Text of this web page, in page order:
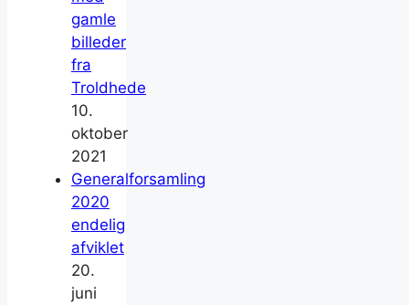
gamle
billeder
fra
Troldhede
10.
oktober
2021
Generalforsamling
2020
endelig
afviklet
20.
juni